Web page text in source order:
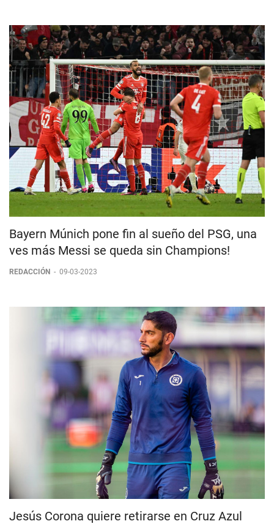
Bayern Múnich pone fin al sueño del PSG, una
ves más Messi se queda sin Champions!
REDACCIÓN - 09-03-2023
Jesús Corona quiere retirarse en Cruz Azul